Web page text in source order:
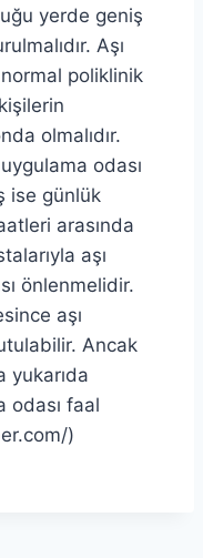
yerde geniş
Aşı
poliklinik
olmalıdır.
odası
ise günlük
arasında
aşı
önlenmelidir.
aşı
Ancak
yukarıda
odası faal
)